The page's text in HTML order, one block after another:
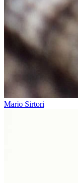
Mario Sirtori